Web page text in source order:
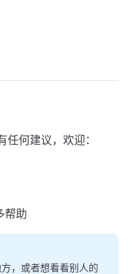
何建议，欢迎：
帮助
，或者想看看别人的